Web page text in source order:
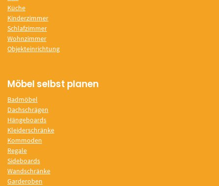
Küche
Kinderzimmer
Schlafzimmer
Wohnzimmer
Objekteinrichtung
Möbel selbst planen
Badmöbel
Dachschrägen
Hängeboards
Kleiderschränke
Kommoden
Regale
Sideboards
Wandschränke
Garderoben